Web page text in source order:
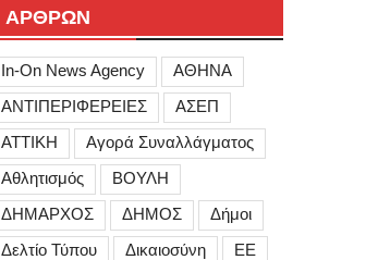
ΑΡΘΡΩΝ
In-On News Agency
ΑΘΗΝΑ
ΑΝΤΙΠΕΡΙΦΕΡΕΙΕΣ
ΑΣΕΠ
ΑΤΤΙΚΗ
Αγορά Συναλλάγματος
Αθλητισμός
ΒΟΥΛΗ
ΔΗΜΑΡΧΟΣ
ΔΗΜΟΣ
Δήμοι
Δελτίο Τύπου
Δικαιοσύνη
ΕΕ